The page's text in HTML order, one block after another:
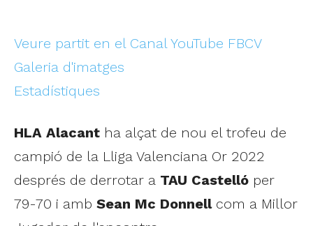
Veure partit en el Canal YouTube FBCV
Galeria d'imatges
Estadístiques
HLA Alacant ha alçat de nou el trofeu de
campió de la Lliga Valenciana Or 2022
després de derrotar a TAU Castelló per
79-70 i amb Sean Mc Donnellcom a Millor